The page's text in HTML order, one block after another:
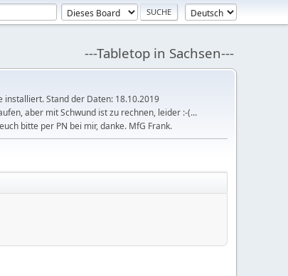
---Tabletop in Sachsen---
installiert. Stand der Daten: 18.10.2019
aber mit Schwund ist zu rechnen, leider :-(...
bitte per PN bei mir, danke. MfG Frank.